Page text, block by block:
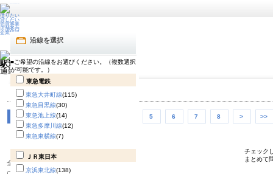
沿線を選択
■ご希望の沿線をお選びください。（複数選択
が可能です。）
東急電鉄
東急大井町線(115)
東急目黒線(30)
東急池上線(14)
東急多摩川線(12)
東急東横線(7)
ＪＲ東日本
京浜東北線(138)
借りたい
貸したい
売買事業
店舗案内
企業情報
駅近徒歩５分物件 一覧
通勤・通学。やっぱり便利な駅近
<< < 1 5 6 7 8 > >>
全310件中 1～12件を表示しています
チェック
まとめて